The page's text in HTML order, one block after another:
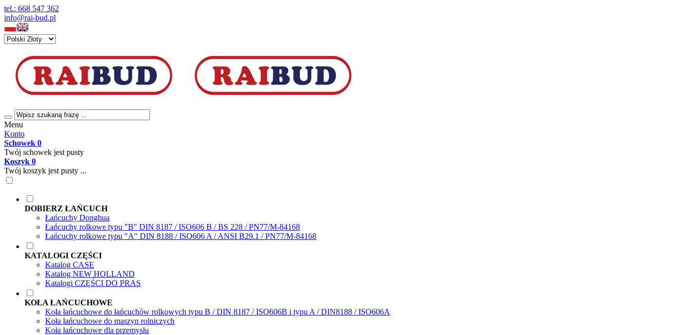
tel.: 668 547 362
info@rai-bud.pl
Menu
Konto
Schowek 0
Twój schowek jest pusty
Koszyk 0
Twój koszyk jest pusty ...
DOBIERZ ŁAŃCUCH
Łańcuchy Donghua
Łańcuchy rolkowe typu "B" DIN 8187 / ISO606 B / BS 228 / PN77/M-84168
Łańcuchy rolkowe typu "A" DIN 8188 / ISO606 A / ANSI B29.1 / PN77/M-84168
KATALOGI CZĘŚCI
Katalog CASE
Katalog NEW HOLLAND
Katalogi CZĘŚCI DO PRAS
KOŁA ŁAŃCUCHOWE
Koła łańcuchowe do łańcuchów rolkowych typu B / DIN 8187 / ISO606B i typu A / DIN8188 / ISO606A
Koła łańcuchowe do maszyn rolniczych
Koła łańcuchowe dla przemysłu